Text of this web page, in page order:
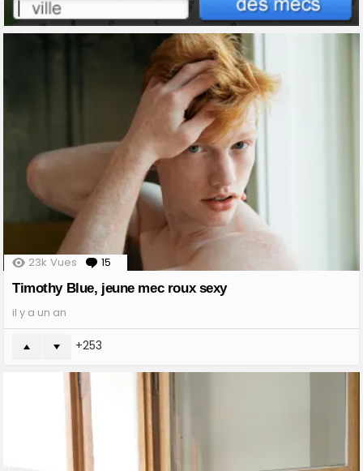
23k Vues 15
Comments
Timothy Blue, jeune mec roux sexy
il y a un an
253